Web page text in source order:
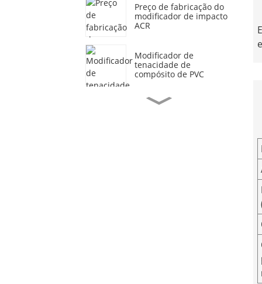
Preço de fabricação do
modificador de impacto
ACR
Modificador de
tenacidade de
compósito de PVC
Fabricante de